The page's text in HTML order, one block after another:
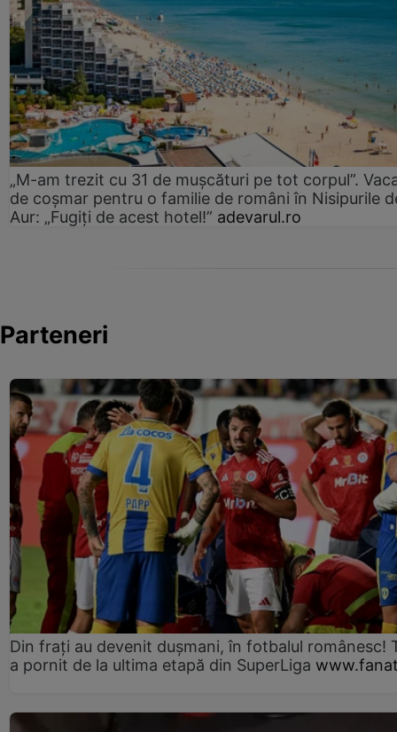
„M-am trezit cu 31 de mușcături pe tot corpul”.
de coșmar pentru o familie de români în Nisipurile
Aur: „Fugiți de acest hotel!” adevarul.ro
Parteneri
Din frați au devenit dușmani, în fotbalul românesc!
a pornit de la ultima etapă din SuperLiga